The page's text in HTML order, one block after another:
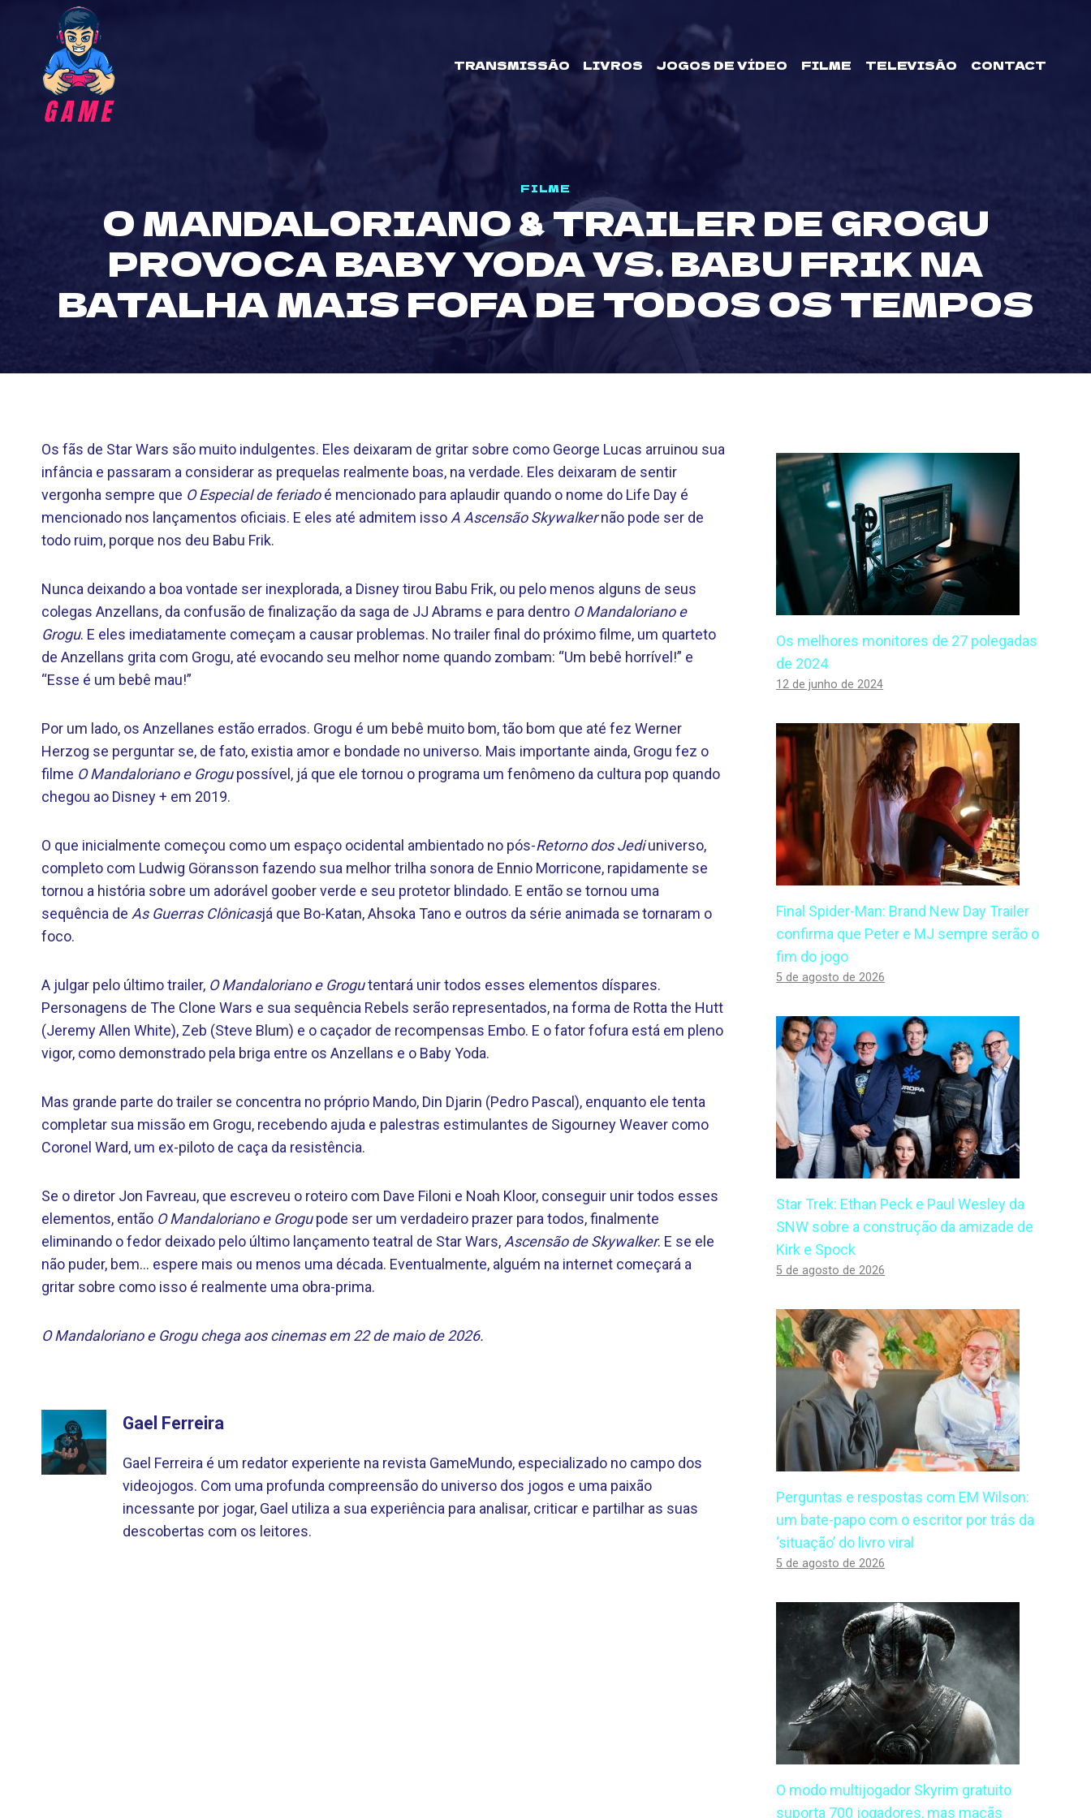
TRANSMISSÃO LIVROS JOGOS DE VÍDEO FILME TELEVISÃO CONTACT
FILME
O MANDALORIANO & TRAILER DE GROGU
PROVOCA BABY YODA VS. BABU FRIK NA
BATALHA MAIS FOFA DE TODOS OS TEMPOS
Os fãs de Star Wars são muito indulgentes. Eles deixaram de gritar sobre como George Lucas arruinou sua
infância e passaram a considerar as prequelas realmente boas, na verdade. Eles deixaram de sentir
vergonha sempre que O Especial de feriadoé mencionado para aplaudir quando o nome do Life Day é
mencionado nos lançamentos oficiais. E eles até admitem isso A Ascensão Skywalkernão pode ser de
todo ruim, porque nos deu Babu Frik.
Nunca deixando a boa vontade ser inexplorada, a Disney tirou Babu Frik, ou pelo menos alguns de seus
colegas Anzellans, da confusão de finalização da saga de JJ Abrams e para dentro O Mandaloriano e
Grogu. E eles imediatamente começam a causar problemas. No trailer final do próximo filme, um quarteto
de Anzellans grita com Grogu, até evocando seu melhor nome quando zombam: “Um bebê horrível!” e
“Esse é um bebê mau!”
Por um lado, os Anzellanes estão errados. Grogu é um bebê muito bom, tão bom que até fez Werner
Herzog se perguntar se, de fato, existia amor e bondade no universo. Mais importante ainda, Grogu fez o
filme O Mandaloriano e Grogupossível, já que ele tornou o programa um fenômeno da cultura pop quando
chegou ao Disney + em 2019.
O que inicialmente começou como um espaço ocidental ambientado no pós-Retorno dos Jediuniverso,
completo com Ludwig Göransson fazendo sua melhor trilha sonora de Ennio Morricone, rapidamente se
tornou a história sobre um adorável goober verde e seu protetor blindado. E então se tornou uma
sequência de As Guerras Clônicasjá que Bo-Katan, Ahsoka Tano e outros da série animada se tornaram o
foco.
A julgar pelo último trailer, O Mandaloriano e Grogutentará unir todos esses elementos díspares.
Personagens de The Clone Wars e sua sequência Rebels serão representados, na forma de Rotta the Hutt
(Jeremy Allen White), Zeb (Steve Blum) e o caçador de recompensas Embo. E o fator fofura está em pleno
vigor, como demonstrado pela briga entre os Anzellans e o Baby Yoda.
Mas grande parte do trailer se concentra no próprio Mando, Din Djarin (Pedro Pascal), enquanto ele tenta
completar sua missão em Grogu, recebendo ajuda e palestras estimulantes de Sigourney Weaver como
Coronel Ward, um ex-piloto de caça da resistência.
Se o diretor Jon Favreau, que escreveu o roteiro com Dave Filoni e Noah Kloor, conseguir unir todos esses
elementos, então O Mandaloriano e Grogupode ser um verdadeiro prazer para todos, finalmente
eliminando o fedor deixado pelo último lançamento teatral de Star Wars, Ascensão de Skywalker. E se ele
não puder, bem… espere mais ou menos uma década. Eventualmente, alguém na internet começará a
gritar sobre como isso é realmente uma obra-prima.
O Mandaloriano e Grogu chega aos cinemas em 22 de maio de 2026.
Gael Ferreira
Gael Ferreira é um redator experiente na revista GameMundo, especializado no campo dos
videojogos. Com uma profunda compreensão do universo dos jogos e uma paixão
incessante por jogar, Gael utiliza a sua experiência para analisar, criticar e partilhar as suas
descobertas com os leitores.
Os melhores monitores de 27 polegadas
de 2024
12 de junho de 2024
Final Spider-Man: Brand New Day Trailer
confirma que Peter e MJ sempre serão o
fim do jogo
5 de agosto de 2026
Star Trek: Ethan Peck e Paul Wesley da
SNW sobre a construção da amizade de
Kirk e Spock
5 de agosto de 2026
Perguntas e respostas com EM Wilson:
um bate-papo com o escritor por trás da
‘situação’ do livro viral
5 de agosto de 2026
O modo multijogador Skyrim gratuito
suporta 700 jogadores, mas maçãs